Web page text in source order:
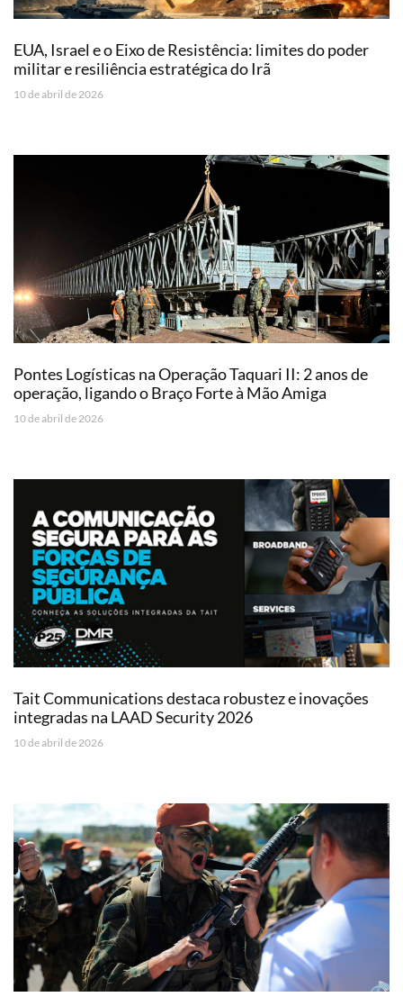
EUA, Israel e o Eixo de Resistência: limites do poder
militar e resiliência estratégica do Irã
10 de abril de 2026
Pontes Logísticas na Operação Taquari II: 2 anos de
operação, ligando o Braço Forte à Mão Amiga
10 de abril de 2026
Tait Communications destaca robustez e inovações
integradas na LAAD Security 2026
10 de abril de 2026